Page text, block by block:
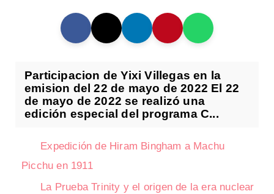
Participacion de Yixi Villegas en la
emision del 22 de mayo de 2022 El 22
de mayo de 2022 se realizó una
edición especial del programa C...
Expedición de Hiram Bingham a Machu
Picchu en 1911
La Prueba Trinity y el origen de la era nuclear